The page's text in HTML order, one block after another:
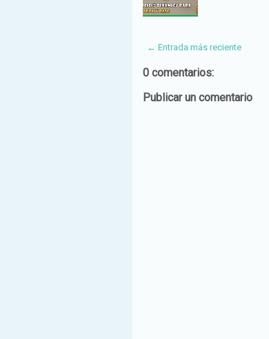
← Entrada más reciente
0 comentarios:
Publicar un comentario